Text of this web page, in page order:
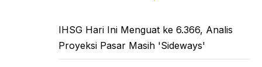
IHSG Hari Ini Menguat ke 6.366, Analis
Proyeksi Pasar Masih 'Sideways'